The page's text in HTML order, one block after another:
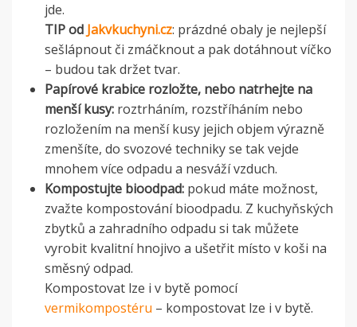
jde.
TIP od Jakvkuchyni.cz: prázdné obaly je nejlepší
sešlápnout či zmáčknout a pak dotáhnout víčko
– budou tak držet tvar.
Papírové krabice rozložte, nebo natrhejte na
menší kusy: roztrháním, rozstříháním nebo
rozložením na menší kusy jejich objem výrazně
zmenšíte, do svozové techniky se tak vejde
mnohem více odpadu a nesváží vzduch.
Kompostujte bioodpad: pokud máte možnost,
zvažte kompostování bioodpadu. Z kuchyňských
zbytků a zahradního odpadu si tak můžete
vyrobit kvalitní hnojivo a ušetřit místo v koši na
směsný odpad.
Kompostovat lze i v bytě pomocí
vermikompostéru – kompostovat lze i v bytě.